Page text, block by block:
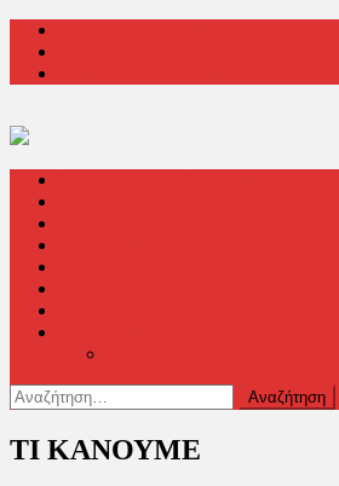
Μεταπηδήστε
περιεχόμενο
Αναζήτηση
για:
ΤΙ ΚΑΝΟΥΜΕ